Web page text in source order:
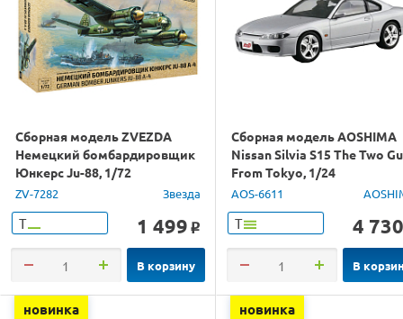
Сборная модель ZVEZDA
Немецкий бомбардировщик
Юнкерс Ju-88, 1/72
ZV-7282 Звезда
Т 1 499 o
В корзину
Сборная модель AOSHIMA
Nissan Silvia S15 The Two
From Tokyo, 1/24
AOS-6611
Т 4 730
В
новинка новинка